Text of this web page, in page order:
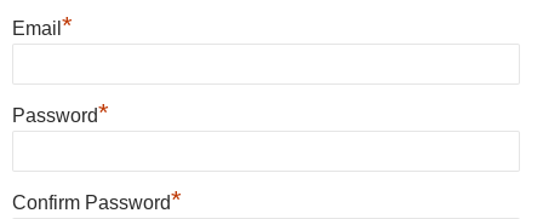
Email *
Password*
Confirm Password*